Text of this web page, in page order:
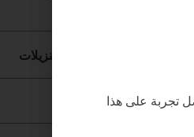
للحساسية، الاستخدام والتنزيلات
تجربة على هذا